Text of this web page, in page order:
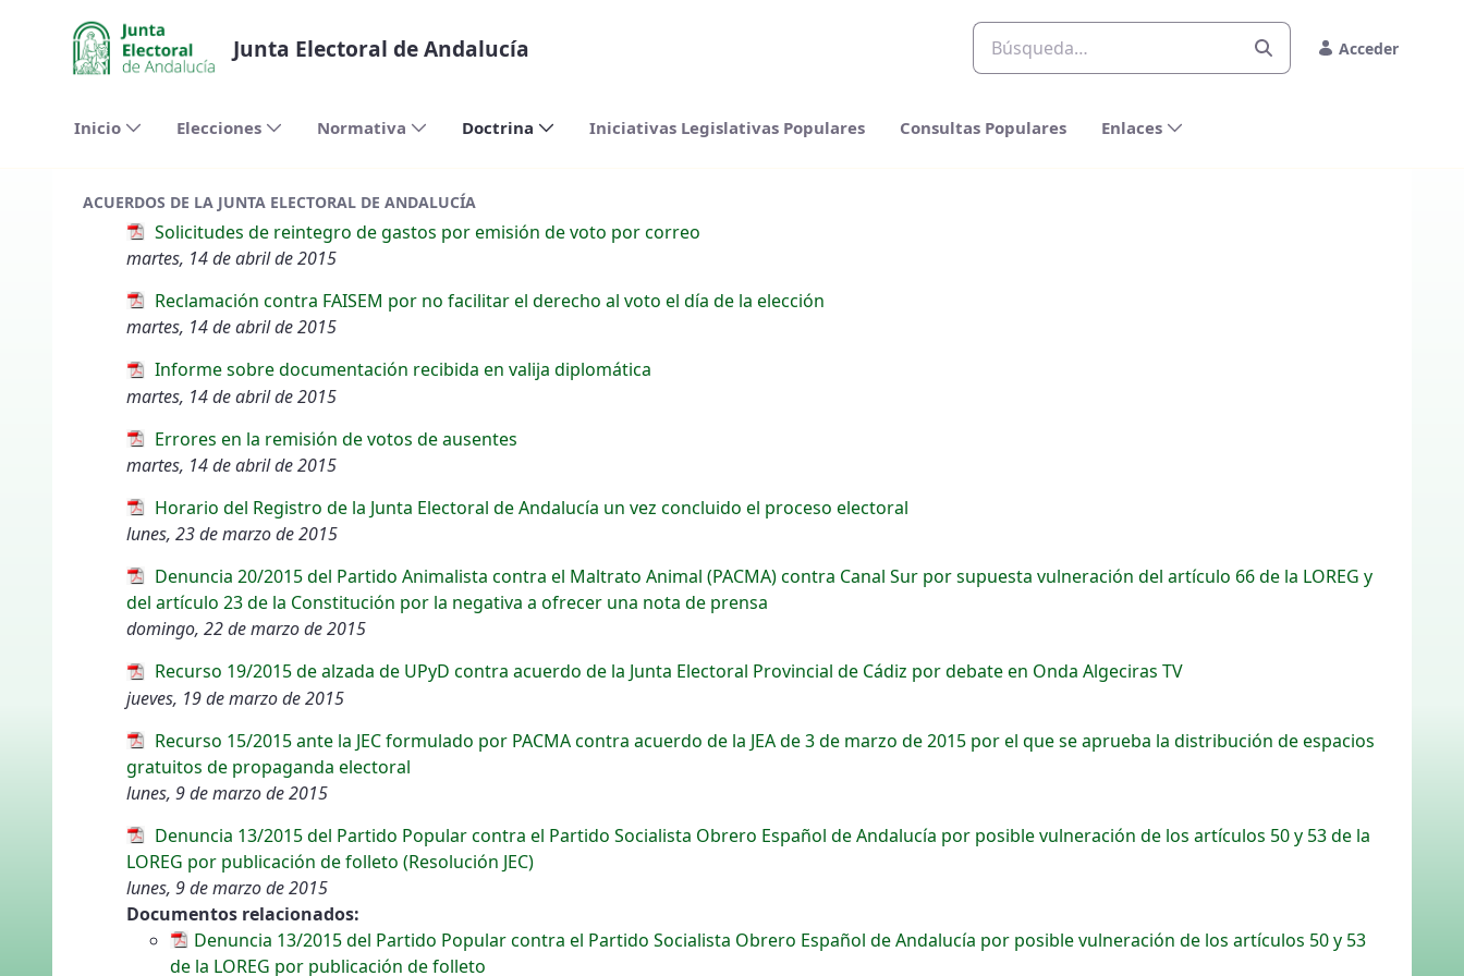
Saltar al contenido principal
Junta Electoral de Andalucía Acceder
Inicio Elecciones Normativa Doctrina Iniciativas Legislativas Populares Consultas Populares Enlaces
ACUERDOS DE LA JUNTA ELECTORAL DE ANDALUCÍA
Solicitudes de reintegro de gastos por emisión de voto por correo
martes, 14 de abril de 2015
Reclamación contra FAISEM por no facilitar el derecho al voto el día de la elección
martes, 14 de abril de 2015
Informe sobre documentación recibida en valija diplomática
martes, 14 de abril de 2015
Errores en la remisión de votos de ausentes
martes, 14 de abril de 2015
Horario del Registro de la Junta Electoral de Andalucía un vez concluido el proceso electoral
lunes, 23 de marzo de 2015
Denuncia 20/2015 del Partido Animalista contra el Maltrato Animal (PACMA) contra Canal Sur por supuesta vulneración del artículo 66 de la LOREG y
del artículo 23 de la Constitución por la negativa a ofrecer una nota de prensa
domingo, 22 de marzo de 2015
Recurso 19/2015 de alzada de UPyD contra acuerdo de la Junta Electoral Provincial de Cádiz por debate en Onda Algeciras TV
jueves, 19 de marzo de 2015
Recurso 15/2015 ante la JEC formulado por PACMA contra acuerdo de la JEA de 3 de marzo de 2015 por el que se aprueba la distribución de espacios
gratuitos de propaganda electoral
lunes, 9 de marzo de 2015
Denuncia 13/2015 del Partido Popular contra el Partido Socialista Obrero Español de Andalucía por posible vulneración de los artículos 50 y 53 de la
LOREG por publicación de folleto (Resolución JEC)
lunes, 9 de marzo de 2015
Documentos relacionados:
Denuncia 13/2015 del Partido Popular contra el Partido Socialista Obrero Español de Andalucía por posible vulneración de los artículos 50 y 53
de la LOREG por publicación de folleto